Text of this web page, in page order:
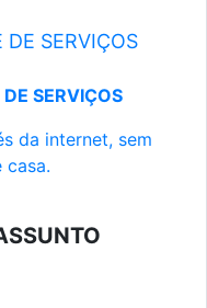
SERVIÇOS
SERVIÇOS
da internet, sem
casa.